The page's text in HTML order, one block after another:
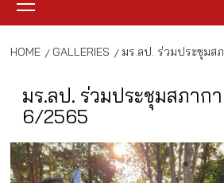
Menu
HOME GALLERIES มร.ลป. ร่วมประชุม
มร.ลป. ร่วมประชุมสภาก
6/2565